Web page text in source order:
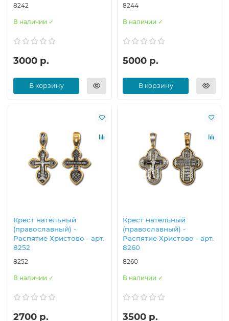
8242
В наличии ✓
3000 р.
В корзину
8244
В наличии ✓
5000 р.
В корзину
Крест нательный
(православный) -
Распятие Христово - арт.
8252
8252
В наличии ✓
2700 р.
Крест нательный
(православный) -
Распятие Христово - арт.
8260
8260
В наличии ✓
3500 р.